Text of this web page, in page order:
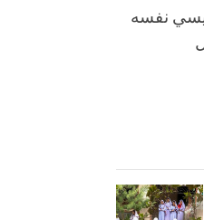
نفسه